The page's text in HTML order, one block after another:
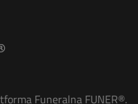
Funeralna FUNER®.